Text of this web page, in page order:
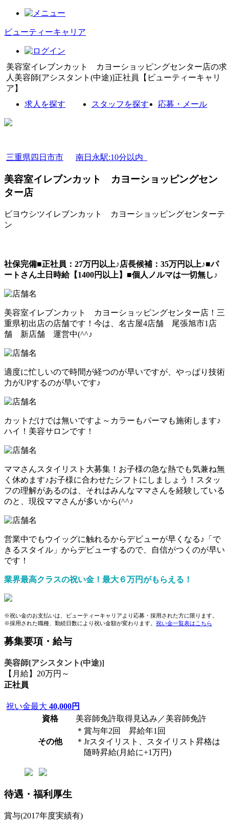
ビューティーキャリア
美容室イレブンカット カヨーショッピングセンター店の求
人美容師[アシスタント(中途)]正社員【ビューティーキャリ
ア】
求人を探す
スタッフを探す 応募・メール
三重県四日市市 南日永駅:10分以内
美容室イレブンカット カヨーショッピングセン
ター店
ビヨウシツイレブンカット カヨーショッピングセンターテ
ン
社保完備■正社員：27万円以上♪店長候補：35万円以上♪■パ
ートさん土日時給【1400円以上】■個人ノルマは一切無し♪
美容室イレブンカット カヨーショッピングセンター店！三
重県初出店の店舗です！今は、名古屋4店舗 尾張旭市1店
舗 新店舗 運営中(^^♪
適度に忙しいので時間が経つのが早いですが、やっぱり技術
力がUPするのが早いです♪
カットだけでは無いですよ～カラーもパーマも施術します♪
ハイ！美容サロンです！
ママさんスタイリスト大募集！お子様の急な熱でも気兼ね無
く休めます♪お子様に合わせたシフトにしましょう！スタッ
フの理解があるのは、それはみんなママさんを経験している
のと、現役ママさんが多いから(^^♪
営業中でもウイッグに触れるからデビューが早くなる♪「で
きるスタイル」からデビューするので、自信がつくのが早い
です！
業界最高クラスの祝い金！最大６万円がもらえる！
※祝い金のお支払いは、ビューティーキャリアより応募・採用された方に限ります。
※採用された職種、勤続日数により祝い金額が変わります。 祝い金一覧表はこちら
募集要項・給与
美容師[アシスタント(中途)]
【月給】20万円～
正社員
祝い金最大 40,000円
資格
美容師免許取得見込み／美容師免許
その他
＊賞与年2回 昇給年1回
＊Jrスタイリスト、スタイリスト昇格は
随時昇給(月給に+1万円)
待遇・福利厚生
賞与(2017年度実績有)